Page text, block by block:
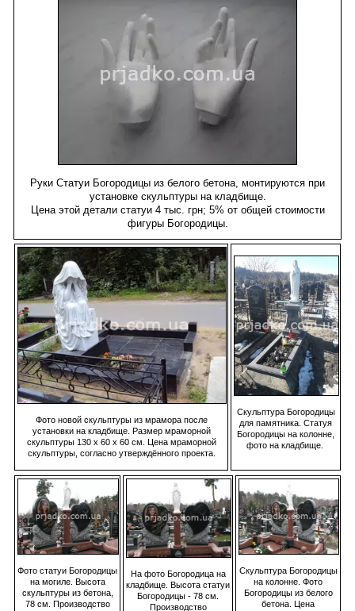
Руки Статуи Богородицы из белого бетона, монтируются при
установке скульптуры на кладбище.
Цена этой детали статуи 4 тыс. грн; 5% от общей стоимости
фигуры Богородицы.
Фото новой скульптуры из мрамора после
установки на кладбище. Размер мраморной
скульптуры 130 х 60 х 60 см. Цена мраморной
скульптуры, согласно утверждённого проекта.
Скульптура Богородицы
для памятника. Статуя
Богородицы на колонне,
фото на кладбище.
Фото статуи Богородицы
на могиле. Высота
скульптуры из бетона,
78 см. Производство
На фото Богородица на
кладбище. Высота статуи
Богородицы - 78 см.
Производство
Скульптура Богородицы
на колонне. Фото
Богородицы из белого
бетона. Цена